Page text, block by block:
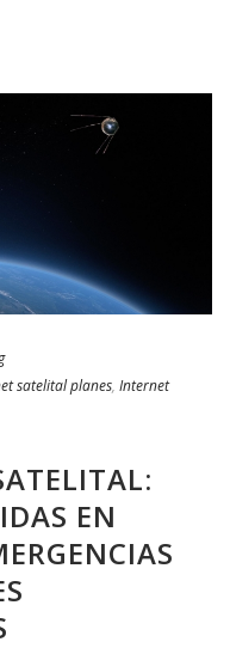
satelital planes, Internet
EN